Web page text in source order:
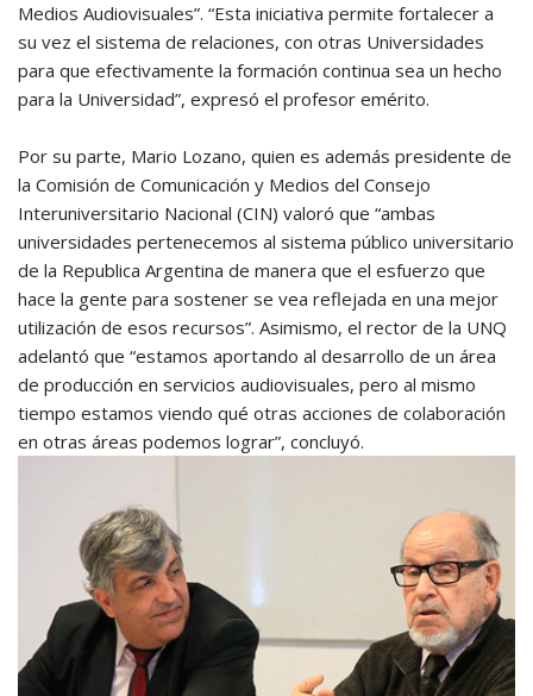
Medios Audiovisuales”. “Esta iniciativa permite fortalecer a
su vez el sistema de relaciones, con otras Universidades
para que efectivamente la formación continua sea un hecho
para la Universidad”, expresó el profesor emérito.
Por su parte, Mario Lozano, quien es además presidente de
la Comisión de Comunicación y Medios del Consejo
Interuniversitario Nacional (CIN) valoró que “ambas
universidades pertenecemos al sistema público universitario
de la Republica Argentina de manera que el esfuerzo que
hace la gente para sostener se vea reflejada en una mejor
utilización de esos recursos”. Asimismo, el rector de la UNQ
adelantó que “estamos aportando al desarrollo de un área
de producción en servicios audiovisuales, pero al mismo
tiempo estamos viendo qué otras acciones de colaboración
en otras áreas podemos lograr”, concluyó.